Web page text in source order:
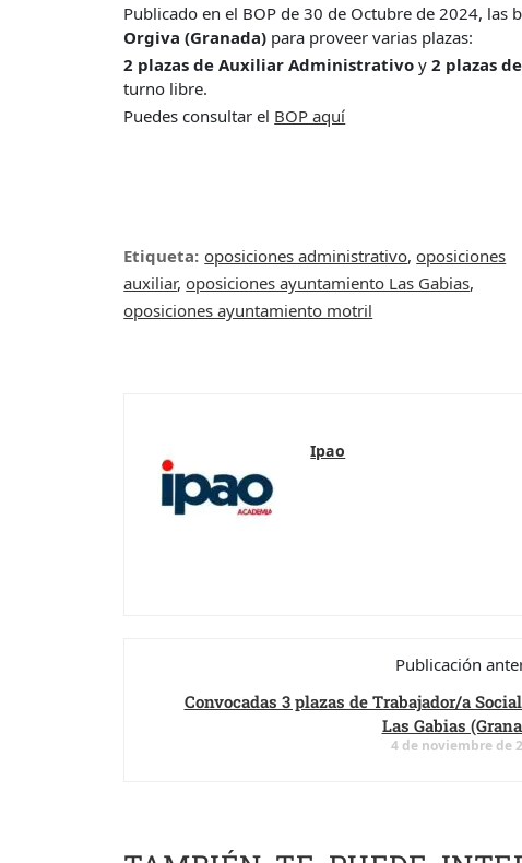
Publicado en el BOP de 30 de Octubre de 2024,
Orgiva (Granada) para proveer varias plazas:
2 plazas de Auxiliar Administrativo y 2 plazas
turno libre.
Puedes consultar el BOP aquí
Etiqueta: oposiciones administrativo,oposiciones
auxiliar,oposiciones ayuntamiento Las Gabias,
oposiciones ayuntamiento motril
Ipao
Publicación
Convocadas 3 plazas de Trabajador/a
Las Gabias
4 de noviembre de